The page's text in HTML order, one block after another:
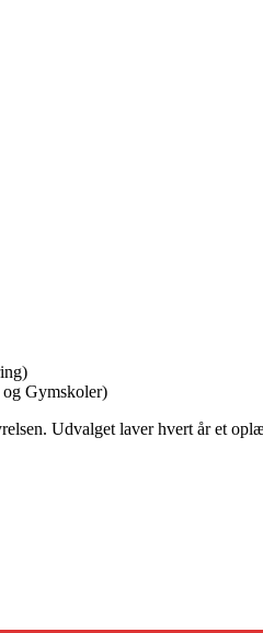
Gymskoler)
Udvalget laver hvert år et